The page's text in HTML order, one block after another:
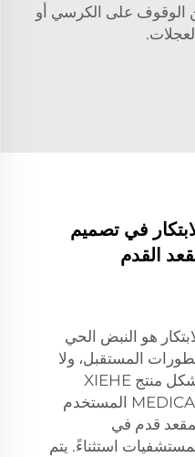
من الوقوف على الكرسي أو
في تصميم
القدم
هو النبض الحي
المستقبل، ولا
يشكل منتج XIEHE
MEDICAL المستخدم
قدم في
استثناءً. يتم